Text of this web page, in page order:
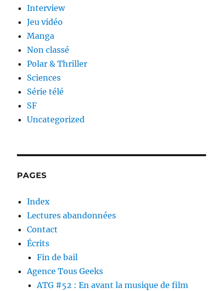
Interview
Jeu vidéo
Manga
Non classé
Polar & Thriller
Sciences
Série télé
SF
Uncategorized
PAGES
Index
Lectures abandonnées
Contact
Écrits
Fin de bail
Agence Tous Geeks
ATG #52 : En avant la musique de film